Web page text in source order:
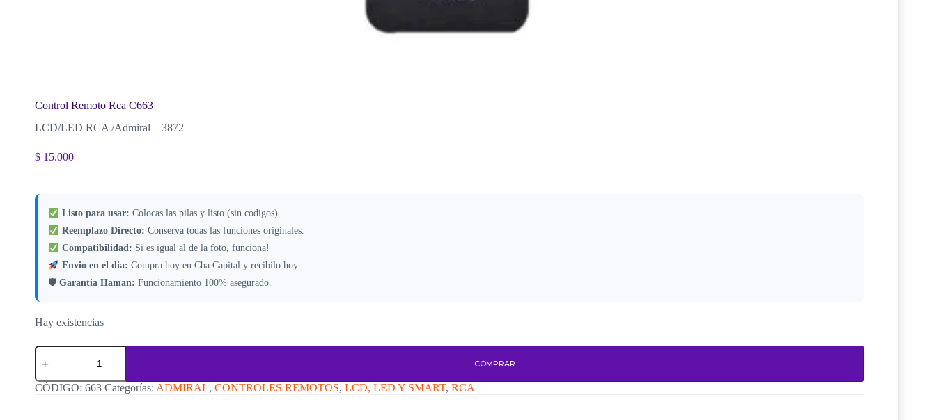
Control Remoto Rca C663
LCD/LED RCA /Admiral – 3872
$ 15.000
Listo para usar: Colocas las pilas y listo (sin codigos).
Reemplazo Directo: Conserva todas las funciones originales.
Compatibilidad: Si es igual al de la foto, funciona!
Envio en el dia: Compra hoy en Cba Capital y recibilo hoy.
🛡 Garantia Haman: Funcionamiento 100% asegurado.
Hay existencias
Control
Remoto
C663
COMPRAR
CÓDIGO: 663 Categorías: ADMIRAL, CONTROLES REMOTOS, LCD, LED Y SMART, RCA